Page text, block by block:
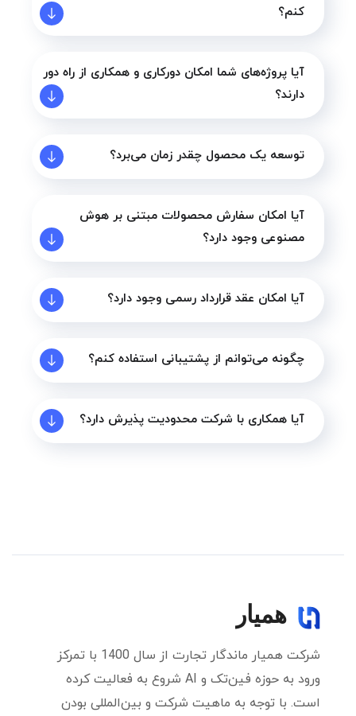
کنم؟
آیا پروژه‌های شما امکان دورکاری و همکاری از راه دور
دارند؟
توسعه یک محصول چقدر زمان می‌برد؟
آیا امکان سفارش محصولات مبتنی بر هوش
مصنوعی وجود دارد؟
آیا امکان عقد قرارداد رسمی وجود دارد؟
چگونه می‌توانم از پشتیبانی استفاده کنم؟
آیا همکاری با شرکت محدودیت پذیرش دارد؟
شرکت همیار ماندگار تجارت از سال 1400 با تمرکز
ورود به حوزه فین‌تک و AI شروع به فعالیت کرده
است. با توجه به ماهیت شرکت و بین‌المللی بودن